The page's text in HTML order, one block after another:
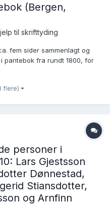
(Bergen,
til skrifttyding
fem sider sammenlagt og
pantebok fra rundt 1800, for
Tinglysingsmateriale:
flere)
personer i
Lars Gjestsson
Dønnestad,
Stiansdotter,
og Arnfinn